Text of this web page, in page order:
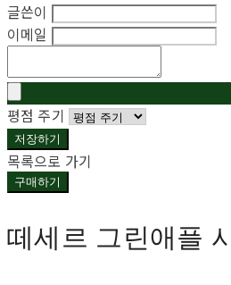
글쓴이
이메일
평점 주기
저장하기
목록으로 가기
구매하기
떼세르 그린애플